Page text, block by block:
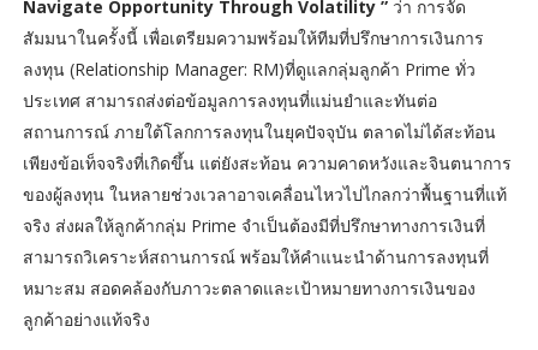
Navigate Opportunity Through Volatility ” ว่า การจัด
สัมมนาในครั้งนี้ เพื่อเตรียมความพร้อมให้ทีมที่ปรึกษาการเงินการ
ลงทุน (Relationship Manager: RM)ที่ดูแลกลุ่มลูกค้า Prime ทั่ว
ประเทศ สามารถส่งต่อข้อมูลการลงทุนที่แม่นยำและทันต่อ
สถานการณ์ ภายใต้โลกการลงทุนในยุคปัจจุบัน ตลาดไม่ได้สะท้อน
เพียงข้อเท็จจริงที่เกิดขึ้น แต่ยังสะท้อน ความคาดหวังและจินตนาการ
ของผู้ลงทุน ในหลายช่วงเวลาอาจเคลื่อนไหวไปไกลกว่าพื้นฐานที่แท้
จริง ส่งผลให้ลูกค้ากลุ่ม Prime จำเป็นต้องมีที่ปรึกษาทางการเงินที่
สามารถวิเคราะห์สถานการณ์ พร้อมให้คำแนะนำด้านการลงทุนที่
หมาะสม สอดคล้องกับภาวะตลาดและเป้าหมายทางการเงินของ
ลูกค้าอย่างแท้จริง